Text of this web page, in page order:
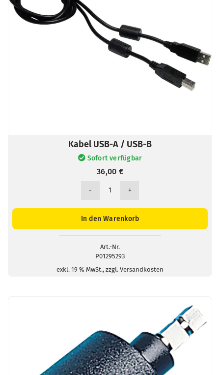
Kabel USB-A / USB-B
Sofort verfügbar
36,00 €
Kabel
A
B
Menge
In den Warenkorb
Art.-Nr.
P01295293
exkl. 19 % MwSt., zzgl. Versandkosten